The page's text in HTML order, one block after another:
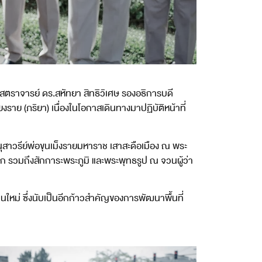
ราจารย์ ดร.สหัทยา สิทธิวิเศษ รองอธิการบดี
าย (ภริยา) เนื่องในโอกาสเดินทางมาปฏิบัติหน้าที่
วรีย์พ่อขุนเม็งรายมหาราช เสาสะดือเมือง ณ พระ
รวมถึงสักการะพระภูมิ และพระพุทธรูป ณ จวนผู้ว่า
นใหม่ ซึ่งนับเป็นอีกก้าวสำคัญของการพัฒนาพื้นที่